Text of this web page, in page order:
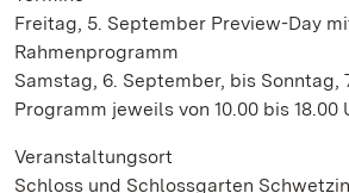
Freitag, 5. September Preview-Day
Rahmenprogramm
Samstag, 6. September, bis Sonntag,
Programm jeweils von 10.00 bis 18.00
Veranstaltungsort
Schloss und Schlossgarten